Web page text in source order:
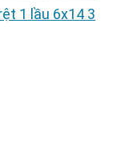
1 lầu 6x14 3